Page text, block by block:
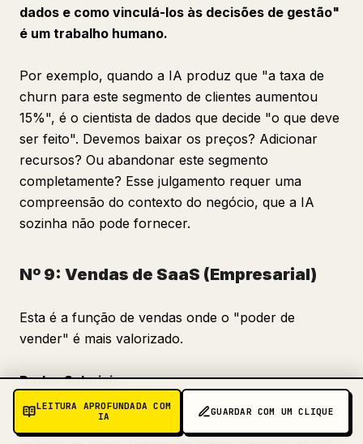
dados e como vinculá-los às decisões de gestão"
é um trabalho humano.
Por exemplo, quando a IA produz que "a taxa de
churn para este segmento de clientes aumentou
15%", é o cientista de dados que decide "o que deve
ser feito". Devemos baixar os preços? Adicionar
recursos? Ou abandonar este segmento
completamente? Esse julgamento requer uma
compreensão do contexto do negócio, que a IA
sozinha não pode fornecer.
Nº 9: Vendas de SaaS (Empresarial)
Esta é a função de vendas onde o "poder de
vender" é mais valorizado.
Dados Salariais
Vendas internas (membros) ganham de 3 a 5
LEITURA APROFUNDADA COM
IA
GUARDAR COM UM CLIQUE